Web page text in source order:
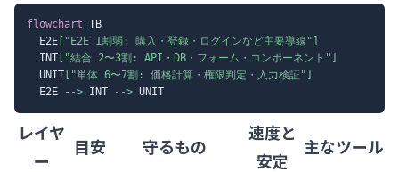
flowchart TB
  E2E
["E2E 1割弱: 購入・登録・ログインなど主要導線"]
  INT
["結合 2〜3割: API・DB・フォーム・コンポーネント"]
  UNIT
["単体 6〜7割: 価格計算・権限判定・入力検証"]
  E2E
--> INT -->
レイヤ
ー
目安 守るもの
速度と
安定
主なツール